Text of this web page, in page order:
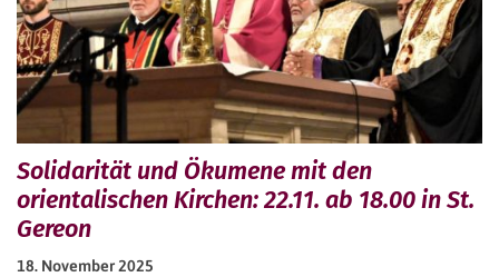
Solidarität und Ökumene mit den
orientalischen Kirchen: 22.11. ab 18.00 in St.
Gereon
18. November 2025